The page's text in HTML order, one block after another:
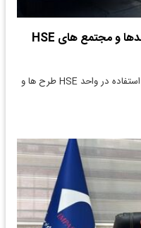
تحویل ۷ دستگاه وانت kmc به واحدها و مجتمع های HSE
دنیای معدن: ۷ دستگاه وانت عملیاتی برای استفاده در واحد HSE طرح ها و